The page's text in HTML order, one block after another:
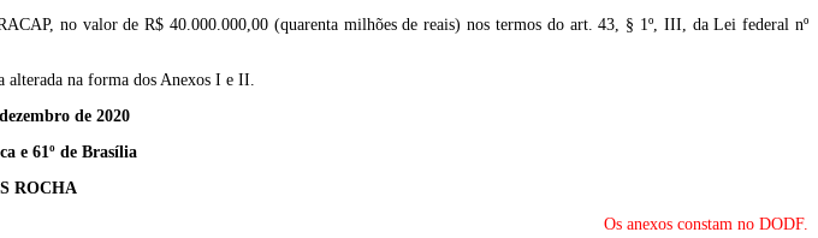
no valor de R$ 40.000.000,00 (quarenta milhões de reais) nos termos do art. 43, § 1º, III, da Lei federal nº
alterada na forma dos Anexos I e II.
de 2020
e 61º de Brasília
ROCHA
Os anexos constam no DODF.